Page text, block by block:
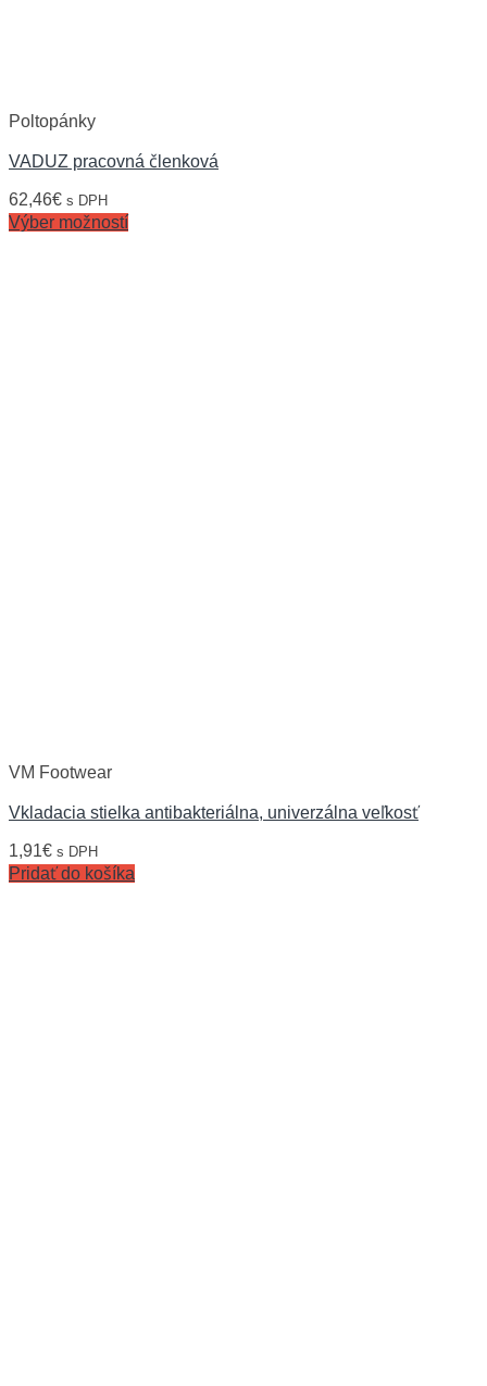
Poltopánky
VADUZ pracovná členková
62,46€ s DPH
Výber možností
VM Footwear
Vkladacia stielka antibakteriálna, univerzálna veľkosť
1,91€ s DPH
Pridať do košíka